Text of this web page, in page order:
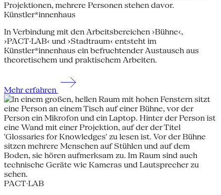
Künstler*innenhaus
In Verbindung mit den Arbeitsbereichen ›Bühne‹,
›PACT·LAB‹ und ›Stadtraum‹ entsteht im
Künstler*innenhaus ein befruchtender Austausch aus
theoretischem und praktischem Arbeiten.
Mehr erfahren
PACT·LAB